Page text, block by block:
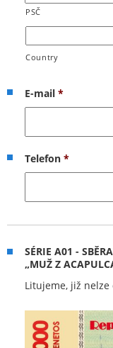
PSČ
Country
E-mail *
Telefon *
SÉRIE A01 -
„MUŽ Z
Litujeme, již